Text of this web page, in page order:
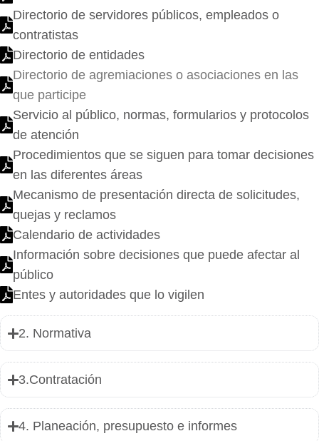
Directorio de servidores públicos, empleados o
contratistas
Directorio de entidades
Directorio de agremiaciones o asociaciones en las
que participe
Servicio al público, normas, formularios y protocolos
de atención
Procedimientos que se siguen para tomar decisiones
en las diferentes áreas
Mecanismo de presentación directa de solicitudes,
quejas y reclamos
Calendario de actividades
Información sobre decisiones que puede afectar al
público
Entes y autoridades que lo vigilen
2. Normativa
3.Contratación
4. Planeación, presupuesto e informes